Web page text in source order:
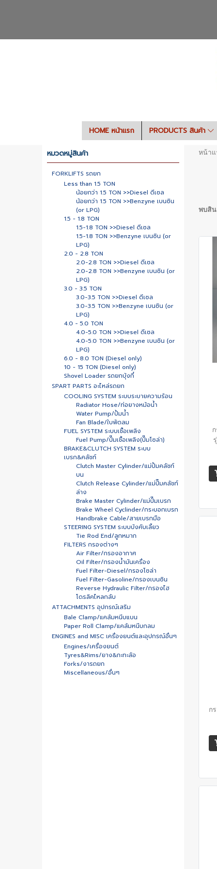
HOME หน้าแรก PRODUCTS สินค้า
หน้าแ
พบสิน
ก
หมวดหมู่สินค้า
FORKLIFTS รถยก
Less than 1.5 TON
น้อยกว่า 1.5 TON >>Diesel ดีเซล
น้อยกว่า 1.5 TON >>Benzyne เบนซิน
(or LPG)
1.5 - 1.8 TON
1.5-1.8 TON >>Diesel ดีเซล
1.5-1.8 TON >>Benzyne เบนซิน (or
LPG)
2.0 - 2.8 TON
2.0-2.8 TON >>Diesel ดีเซล
2.0-2.8 TON >>Benzyne เบนซิน (or
LPG)
3.0 - 3.5 TON
3.0-3.5 TON >>Diesel ดีเซล
3.0-3.5 TON >>Benzyne เบนซิน (or
LPG)
4.0 - 5.0 TON
4.0-5.0 TON >>Diesel ดีเซล
4.0-5.0 TON >>Benzyne เบนซิน (or
LPG)
6.0 - 8.0 TON (Diesel only)
10 - 15 TON (Diesel only)
Shovel Loader รถยกบุ้งกี๋
SPART PARTS อะไหล่รถยก
COOLING SYSTEM ระบบระบายความร้อน
Radiator Hose/ท่อยางหม้อน้ำ
Water Pump/ปั้มน้ำ
Fan Blade/ใบพัดลม
FUEL SYSTEM ระบบเชื้อเพลิง
Fuel Pump/ปั๊มเชื้อเพลิง(ปั๊มโซล่า)
BRAKE&CLUTCH SYSTEM ระบบ
เบรก&คลัชท์
Clutch Master Cylinder/แม่ปั้มคลัชท์
บน
Clutch Release Cylinder/แม่ปั๊มคลัชท์
ล่าง
Brake Master Cylinder/แม่ปั๊มเบรก
Brake Wheel Cyclinder/กระบอกเบรก
Handbrake Cable/สายเบรกมือ
STEERING SYSTEM ระบบบังคับเลี้ยว
Tie Rod End/ลูกหมาก
FILTERS กรองต่างๆ
Air Filter/กรองอากาศ
Oil Filter/กรองน้ำมันเครื่อง
Fuel Filter-Diesel/กรองโซล่า
Fuel Filter-Gasoline/กรองเบนซิน
Reverse Hydraulic Filter/กรองไฮ
โดรลิคไหลกลับ
ATTACHMENTS อุปกรณ์เสริม
Bale Clamp/แคล้มหนีบแบน
Paper Roll Clamp/แคล้มหนีบกลม
ENGINES and MISC เครื่องยนต์และอุปกรณ์อื่นๆ
Engines/เครื่องยนต์
Tyres&Rims/ยาง&กะทะล้อ
Forks/งารถยก
Miscellaneous/อื่นๆ